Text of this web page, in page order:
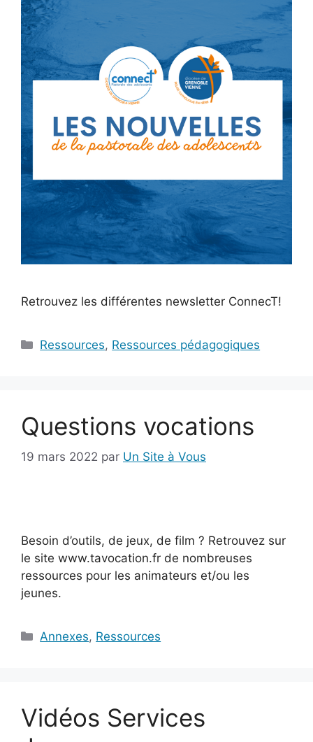
Retrouvez les différentes newsletter ConnecT!
Catégories
Ressources, Ressources pédagogiques
Questions vocations
19 mars 2022 par Un Site à Vous
Besoin d’outils, de jeux, de film ? Retrouvez sur
le site www.tavocation.fr de nombreuses
ressources pour les animateurs et/ou les
jeunes.
Catégories
Annexes, Ressources
Vidéos Services